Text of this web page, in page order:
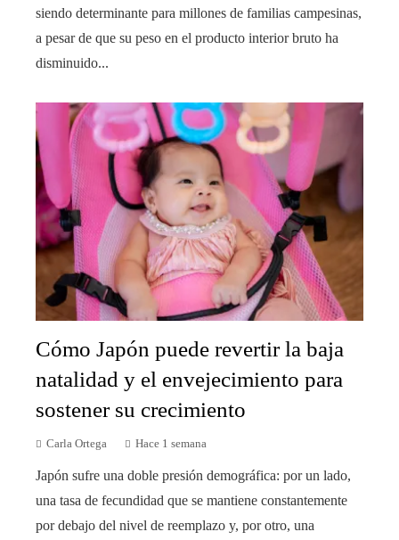
siendo determinante para millones de familias campesinas,
a pesar de que su peso en el producto interior bruto ha
disminuido...
Cómo Japón puede revertir la baja
natalidad y el envejecimiento para
sostener su crecimiento
Carla Ortega Hace 1 semana
Japón sufre una doble presión demográfica: por un lado,
una tasa de fecundidad que se mantiene constantemente
por debajo del nivel de reemplazo y, por otro, una